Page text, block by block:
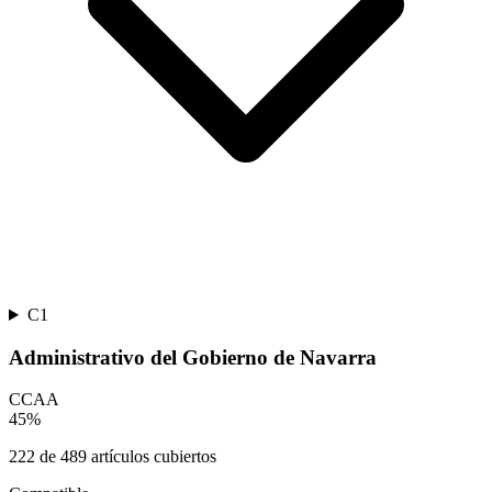
C1
Administrativo del Gobierno de Navarra
CCAA
45%
222 de 489 artículos cubiertos